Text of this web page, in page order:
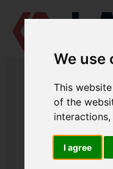
We use
This
of the
interactions
I agree
LAUDAT
NVD 26 A2
ГРУПА: